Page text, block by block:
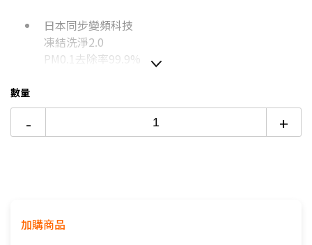
12期
24期
熱銷冷氣機推薦→點我看達人教你買
冷氣挑選教學→點我看達人教你買
日本同步變頻科技
凍結洗淨2.0
PM0.1去除率99.9%
如無電梯，2樓(含)以上，現場收取樓層搬運費50-
配送時間以物流聯絡約定的時間為準
數量
- +
加購商品